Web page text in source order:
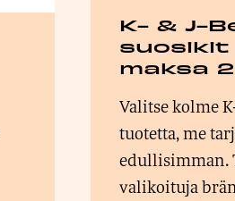
K- & J-
suosikit
maksa
Valitse kolme K-Beauty- tai J-Beauty-
tuotetta, me
edullisimman.
valikoituja